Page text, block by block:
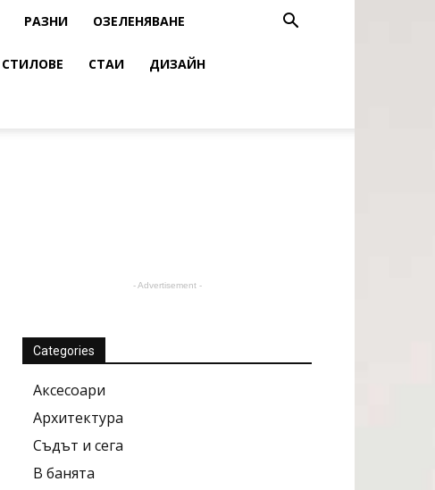
РАЗНИ ОЗЕЛЕНЯВАНЕ
СТИЛОВЕ СТАИ ДИЗАЙН
- Advertisement -
Categories
Аксесоари
Архитектура
Съдът и сега
В банята